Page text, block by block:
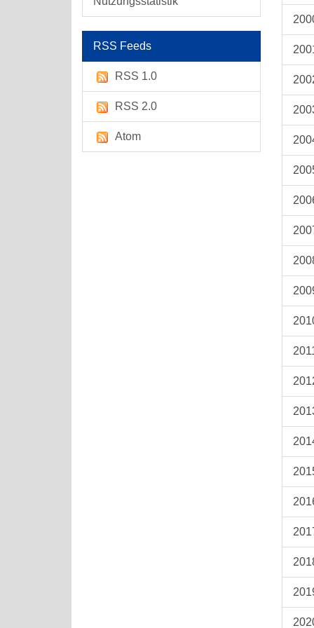
RSS Feeds
RSS 1.0
RSS 2.0
Atom